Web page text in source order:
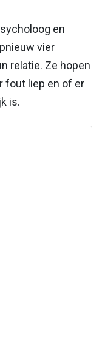
en
vier
relatie. Ze hopen
fout liep en of er
is.